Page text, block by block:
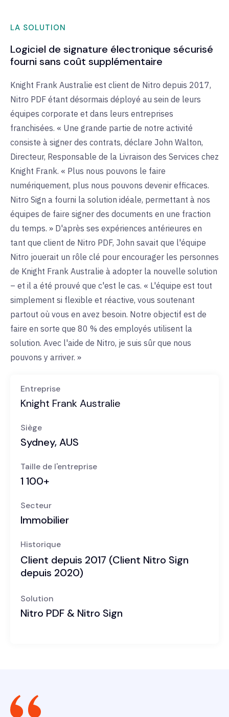
LA SOLUTION
Logiciel de signature électronique sécurisé
fourni sans coût supplémentaire
Knight Frank Australie est client de Nitro depuis 2017,
Nitro PDF étant désormais déployé au sein de leurs
équipes corporate et dans leurs entreprises
franchisées. « Une grande partie de notre activité
consiste à signer des contrats, déclare John Walton,
Directeur, Responsable de la Livraison des Services chez
Knight Frank. « Plus nous pouvons le faire
numériquement, plus nous pouvons devenir efficaces.
Nitro Sign a fourni la solution idéale, permettant à nos
équipes de faire signer des documents en une fraction
du temps. » D'après ses expériences antérieures en
tant que client de Nitro PDF, John savait que l'équipe
Nitro jouerait un rôle clé pour encourager les personnes
de Knight Frank Australie à adopter la nouvelle solution
– et il a été prouvé que c'est le cas. « L'équipe est tout
simplement si flexible et réactive, vous soutenant
partout où vous en avez besoin. Notre objectif est de
faire en sorte que 80 % des employés utilisent la
solution. Avec l'aide de Nitro, je suis sûr que nous
pouvons y arriver. »
Entreprise
Knight Frank Australie
Siège
Sydney, AUS
Taille de l'entreprise
1 100+
Secteur
Immobilier
Historique
Client depuis 2017 (Client Nitro Sign
depuis 2020)
Solution
Nitro PDF & Nitro Sign